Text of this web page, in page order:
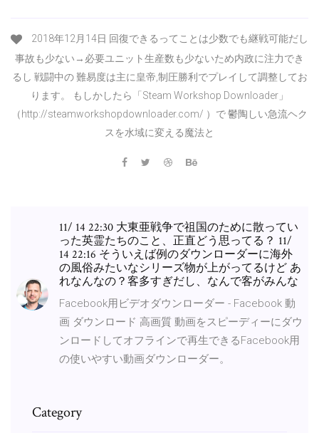
2018年12月14日 回復できるってことは少数でも継戦可能だし
事故も少ない→必要ユニット生産数も少ないため内政に注力でき
るし 戦闘中の 難易度は主に皇帝,制圧勝利でプレイして調整してお
ります。 もしかしたら「Steam Workshop Downloader」
（http://steamworkshopdownloader.com/ ）で 鬱陶しい急流ヘク
スを水域に変える魔法と
11/ 14 22:30 大東亜戦争で祖国のために散ってい
った英霊たちのこと、正直どう思ってる？ 11/
14 22:16 そういえば例のダウンローダーに海外
の風俗みたいなシリーズ物が上がってるけど あ
れなんなの？客多すぎだし、なんで客がみんな
Facebook用ビデオダウンローダー - Facebook 動
画 ダウンロード 高画質 動画をスピーディーにダウ
ンロードしてオフラインで再生できるFacebook用
の使いやすい動画ダウンローダー。
Category